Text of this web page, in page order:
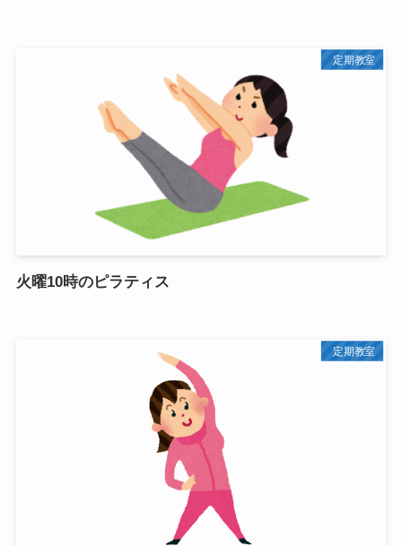
定期教室
火曜10時のピラティス
定期教室